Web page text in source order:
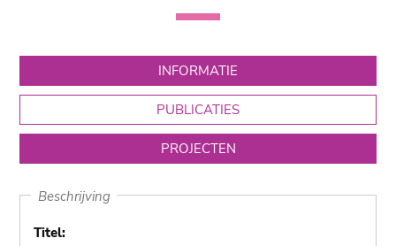
INFORMATIE
PUBLICATIES
PROJECTEN
Beschrijving
Titel: